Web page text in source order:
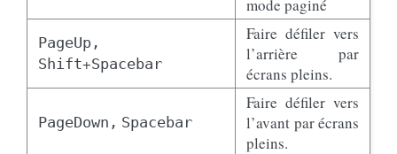
mode paginé
PageUp,
Shift+Spacebar
Faire défiler vers
l’arrière par
écrans pleins.
PageDown, Spacebar
Faire défiler vers
l’avant par écrans
pleins.